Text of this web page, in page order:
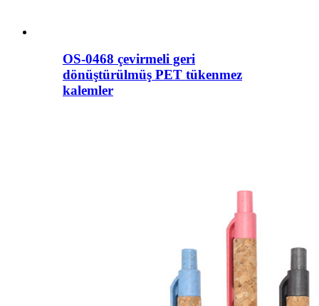
OS-0468 çevirmeli geri
dönüştürülmüş PET tükenmez
kalemler